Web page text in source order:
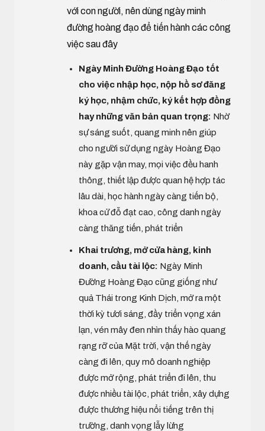
với con người, nên dùng ngày minh
đường hoàng đạo để tiến hành các công
việc sau đây
Ngày Minh Đường Hoàng Đạo tốt
cho việc nhập học, nộp hồ sơ đăng
ký học, nhậm chức, ký kết hợp đồng
hay những văn bản quan trọng: Nhờ
sự sáng suốt, quang minh nên giúp
cho người sử dụng ngày Hoàng Đạo
này gặp vận may, mọi việc đều hanh
thông, thiết lập được quan hệ hợp tác
lâu dài, học hành ngày càng tiến bộ,
khoa cử đỗ đạt cao, công danh ngày
càng thăng tiến, phát triển
Khai trương, mở cửa hàng, kinh
doanh, cầu tài lộc: Ngày Minh
Đường Hoàng Đạo cũng giống như
quả Thái trong Kinh Dịch, mở ra một
thời kỳ tươi sáng, đầy triển vọng xán
lạn, vén mây đen nhìn thấy hào quang
rạng rỡ của Mặt trời, vận thế ngày
càng đi lên, quy mô doanh nghiệp
được mở rộng, phát triển đi lên, thu
được nhiều tài lộc, phát triển, xây dựng
được thương hiệu nổi tiếng trên thị
trường, danh vọng lẫy lừng